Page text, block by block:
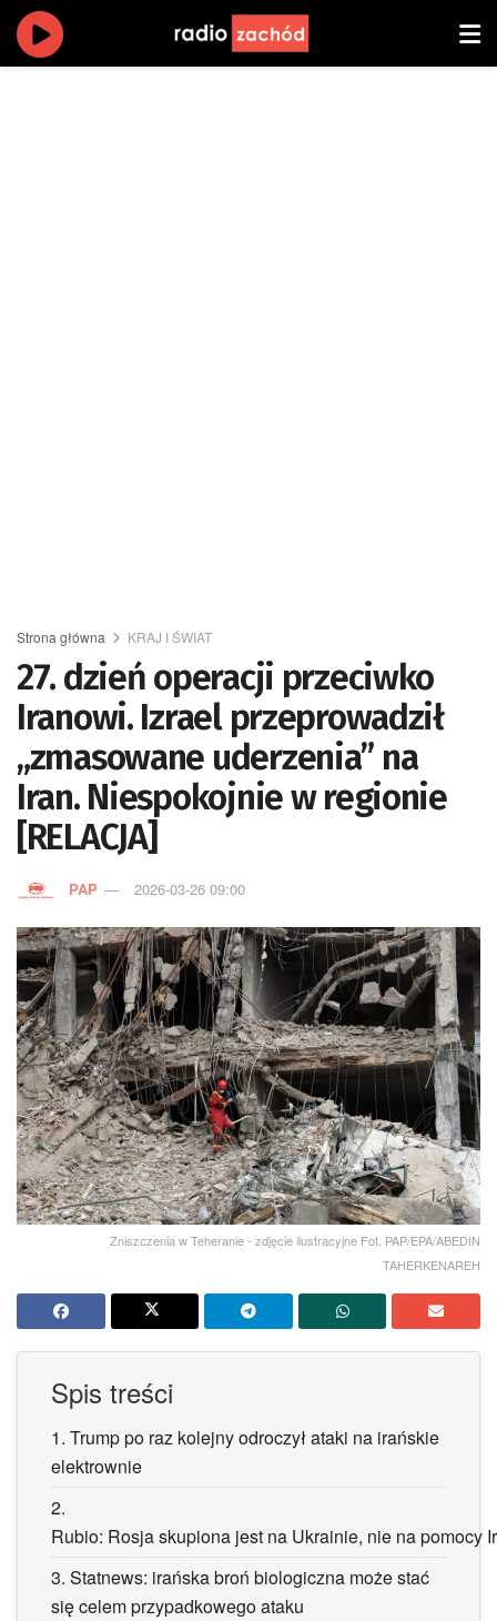
Strona główna KRAJ I ŚWIAT
27. dzień operacji przeciwko
Iranowi. Izrael przeprowadził
„zmasowane uderzenia” na
Iran. Niespokojnie w regionie
[RELACJA]
PAP 2026-03-26 09:00
Zniszczenia w Teheranie - zdjęcie ilustracyjne Fot. PAP/EPA/ABEDIN
TAHERKENAREH
Spis treści
1. Trump po raz kolejny odroczył ataki na irańskie
elektrownie
2.
Rubio: Rosja skupiona jest na Ukrainie, nie na pomocy
3. Statnews: irańska broń biologiczna może stać
się celem przypadkowego ataku